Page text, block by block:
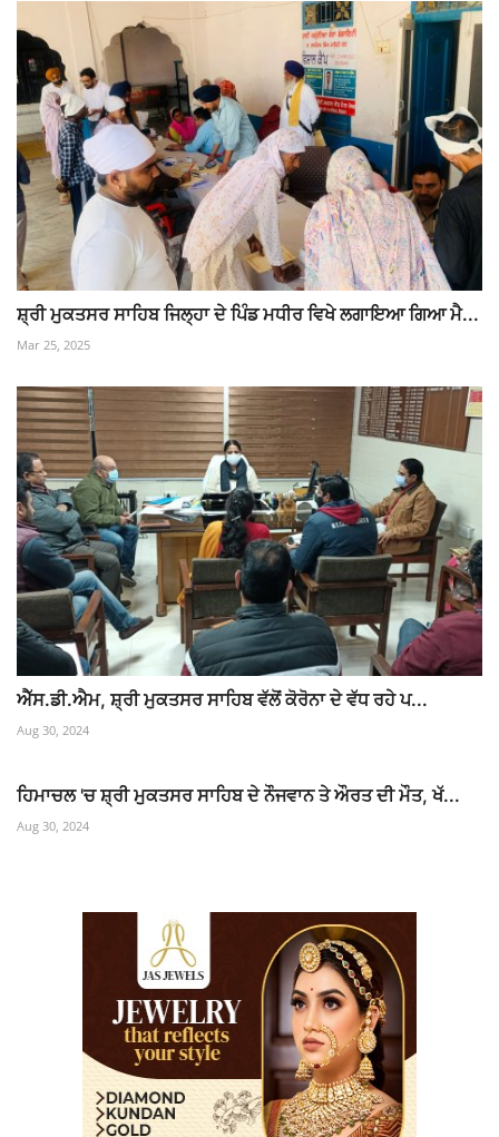
ਸ਼੍ਰੀ ਮੁਕਤਸਰ ਸਾਹਿਬ ਜਿਲ੍ਹਾ ਦੇ ਪਿੰਡ ਮਧੀਰ ਵਿਖੇ ਲਗਾਇਆ ਗਿਆ ਮੈ...
Mar 25, 2025
ਐੱਸ.ਡੀ.ਐਮ, ਸ਼੍ਰੀ ਮੁਕਤਸਰ ਸਾਹਿਬ ਵੱਲੋਂ ਕੋਰੋਨਾ ਦੇ ਵੱਧ ਰਹੇ ਪ...
Aug 30, 2024
ਹਿਮਾਚਲ 'ਚ ਸ਼੍ਰੀ ਮੁਕਤਸਰ ਸਾਹਿਬ ਦੇ ਨੌਜਵਾਨ ਤੇ ਔਰਤ ਦੀ ਮੌਤ, ਖੱ...
Aug 30, 2024